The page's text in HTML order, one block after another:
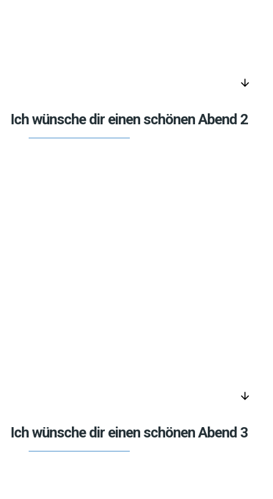
arrow_downward
Ich wünsche dir einen schönen Abend 2
arrow_downward
Ich wünsche dir einen schönen Abend 3